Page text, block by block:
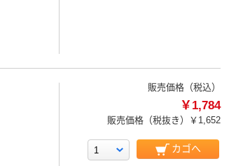
販売価格（税込）
￥1,784
販売価格（税抜き） ￥1,652
カゴへ